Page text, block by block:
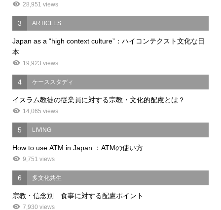
28,951 views
3 ARTICLES
Japan as a “high context culture”：ハイコンテクスト文化な日
本
19,923 views
4 ケーススタディ
イスラム教徒の従業員に対する宗教・文化的配慮とは？
14,065 views
5 LIVING
How to use ATM in Japan ：ATMの使い方
9,751 views
6 多文化共生
宗教・信念別 食事に対する配慮ポイント
7,930 views